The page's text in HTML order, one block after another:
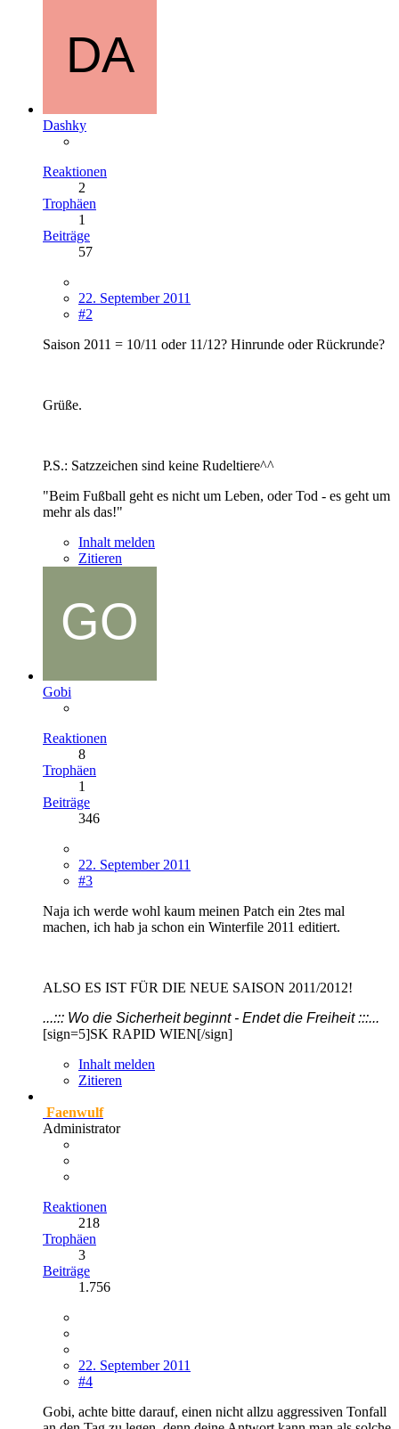
Dashky
Reaktionen
2
Trophäen
1
Beiträge
57
22. September 2011
#2
Saison 2011 = 10/11 oder 11/12? Hinrunde oder Rückrunde?
Grüße.
P.S.: Satzzeichen sind keine Rudeltiere^^
"Beim Fußball geht es nicht um Leben, oder Tod - es geht um
mehr als das!"
Inhalt melden
Zitieren
Gobi
Reaktionen
8
Trophäen
1
Beiträge
346
22. September 2011
#3
Naja ich werde wohl kaum meinen Patch ein 2tes mal
machen, ich hab ja schon ein Winterfile 2011 editiert.
ALSO ES IST FÜR DIE NEUE SAISON 2011/2012!
...::: Wo die Sicherheit beginnt - Endet die Freiheit :::...
[sign=5]SK RAPID WIEN[/sign]
Inhalt melden
Zitieren
Faenwulf
Administrator
Reaktionen
218
Trophäen
3
Beiträge
1.756
22. September 2011
#4
Gobi, achte bitte darauf, einen nicht allzu aggressiven Tonfall